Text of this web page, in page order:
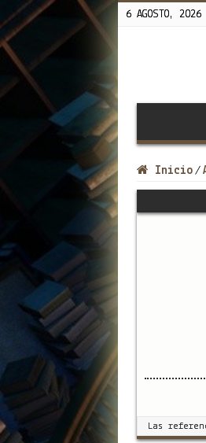
6 AGOSTO, 2026
Inicio /
Las